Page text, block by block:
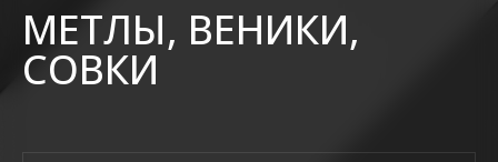
МЕТЛЫ, ВЕНИКИ,
СОВКИ